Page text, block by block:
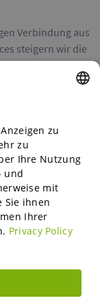
Verbindung aus
steigern wir die
Europa.
ENGLISH
GERMAN
SPANISH
FRENCH
ITALIAN
ESTONIAN
zu
zu
Ihre Nutzung
und
mit
Sie ihnen
Ihrer
Privacy Policy